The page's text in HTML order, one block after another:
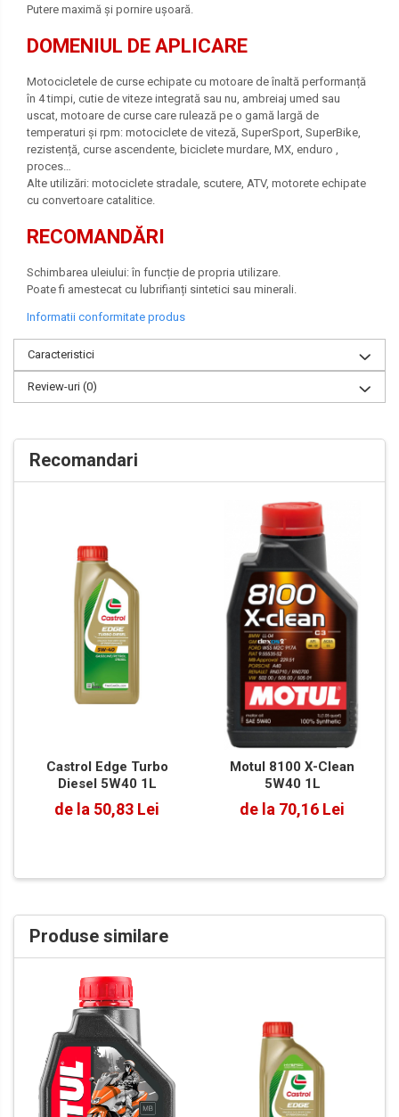
Putere maximă și pornire ușoară.
DOMENIUL DE APLICARE
Motocicletele de curse echipate cu motoare de înaltă performanță
în 4 timpi, cutie de viteze integrată sau nu, ambreiaj umed sau
uscat, motoare de curse care rulează pe o gamă largă de
temperaturi și rpm: motociclete de viteză, SuperSport, SuperBike,
rezistență, curse ascendente, biciclete murdare, MX, enduro ,
proces…
Alte utilizări: motociclete stradale, scutere, ATV, motorete echipate
cu convertoare catalitice.
RECOMANDĂRI
Schimbarea uleiului: în funcție de propria utilizare.
Poate fi amestecat cu lubrifianți sintetici sau minerali.
Informatii conformitate produs
Caracteristici
Review-uri (0)
Recomandari
Castrol Edge Turbo
Diesel 5W40 1L
de la 50,83 Lei
Motul 8100 X-Clean
5W40 1L
de la 70,16 Lei
Produse similare